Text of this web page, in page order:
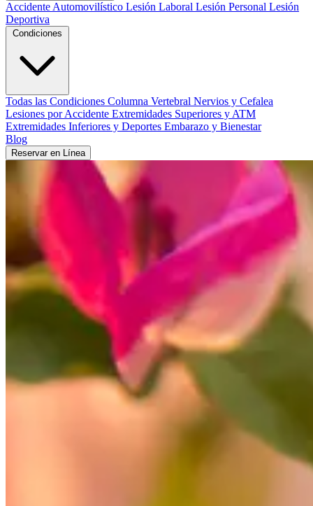
Accidente Automovilístico Lesión Laboral Lesión Personal Lesión
Deportiva
Todas las Condiciones Columna Vertebral Nervios y Cefalea
Lesiones por Accidente Extremidades Superiores y ATM
Extremidades Inferiores y Deportes Embarazo y Bienestar
Blog
Reservar en Línea